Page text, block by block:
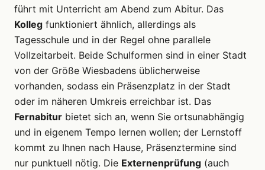
führt mit Unterricht am Abend zum Abitur. Das
Kolleg funktioniert ähnlich, allerdings als
Tagesschule und in der Regel ohne parallele
Vollzeitarbeit. Beide Schulformen sind in einer Stadt
von der Größe Wiesbadens üblicherweise
vorhanden, sodass ein Präsenzplatz in der Stadt
oder im näheren Umkreis erreichbar ist. Das
Fernabitur bietet sich an, wenn Sie ortsunabhängig
und in eigenem Tempo lernen wollen; der Lernstoff
kommt zu Ihnen nach Hause, Präsenztermine sind
nur punktuell nötig. Die Externenprüfung (auch